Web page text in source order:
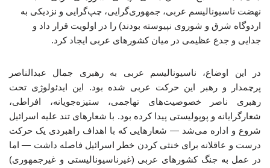
نهضت ناسیونالیسم عربی، جمهوری‌گرایی، چپ‌گرایی و نزدیکی به
اردوگاه شرق و شوروی نپیوسته بودند) را در اولویت قرار داد و
جدایی و جدع عظیمی در میان کشورهای عربی ایجاد کرد.
در این اوضاع، ناسیونالیسم عربی به رهبری جمال عبدالناصر
پرچمدار و رهبر این حرکت عربی شده بود. این ایدئولوژی تحت
رهبری ناصر خصوصیت‌های تهاجمی، ستیزه‌جویانه، افراطی،
شعارگرایانه و پوپولیستی پیدا کرده بود. با شعارهای تند علیه اسرائیل
شروع و اداره می‌شد — شعارهایی که با اهداف راهبردی یک حرکت
درست و عاقلانه برای خنثی کردن خطر اسرائیل فاصله داشت — اما
در عمل به جنگ کشورهای عربی (غیرناسیونالیستی و غیرجمهوری)